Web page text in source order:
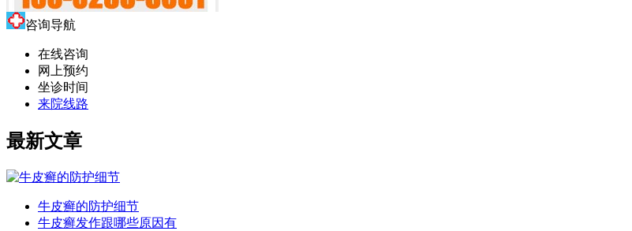
咨询导航
在线咨询
网上预约
坐诊时间
来院线路
最新文章
牛皮癣的防护细节
牛皮癣发作跟哪些原因有